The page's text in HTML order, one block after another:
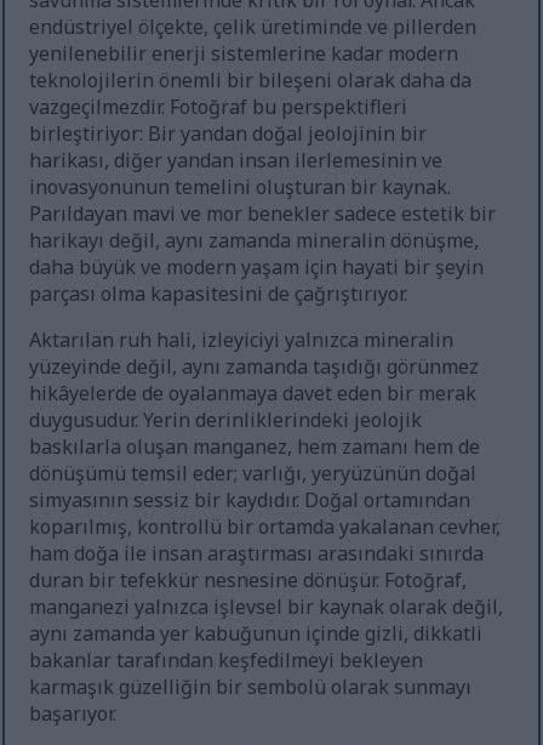
endüstriyel ölçekte, çelik üretiminde ve pillerden
yenilenebilir enerji sistemlerine kadar modern
teknolojilerin önemli bir bileşeni olarak daha da
vazgeçilmezdir. Fotoğraf bu perspektifleri
birleştiriyor: Bir yandan doğal jeolojinin bir
harikası, diğer yandan insan ilerlemesinin ve
inovasyonunun temelini oluşturan bir kaynak.
Parıldayan mavi ve mor benekler sadece estetik bir
harikayı değil, aynı zamanda mineralin dönüşme,
daha büyük ve modern yaşam için hayati bir şeyin
parçası olma kapasitesini de çağrıştırıyor.
Aktarılan ruh hali, izleyiciyi yalnızca mineralin
yüzeyinde değil, aynı zamanda taşıdığı görünmez
hikâyelerde de oyalanmaya davet eden bir merak
duygusudur. Yerin derinliklerindeki jeolojik
baskılarla oluşan manganez, hem zamanı hem de
dönüşümü temsil eder; varlığı, yeryüzünün doğal
simyasının sessiz bir kaydıdır. Doğal ortamından
koparılmış, kontrollü bir ortamda yakalanan cevher,
ham doğa ile insan araştırması arasındaki sınırda
duran bir tefekkür nesnesine dönüşür. Fotoğraf,
manganezi yalnızca işlevsel bir kaynak olarak değil,
aynı zamanda yer kabuğunun içinde gizli, dikkatli
bakanlar tarafından keşfedilmeyi bekleyen
karmaşık güzelliğin bir sembolü olarak sunmayı
başarıyor.